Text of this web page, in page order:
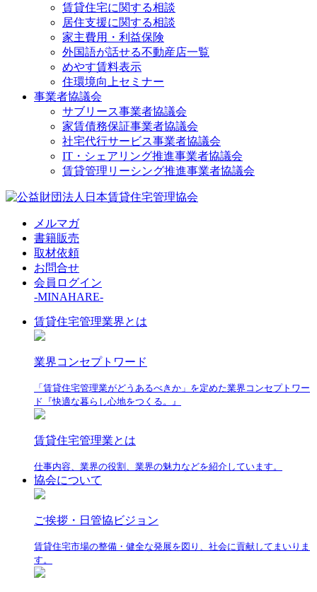
賃貸住宅に関する相談
居住支援に関する相談
家主費用・利益保険
外国語が話せる不動産店一覧
めやす賃料表示
住環境向上セミナー
事業者協議会
サブリース事業者協議会
家賃債務保証事業者協議会
社宅代行サービス事業者協議会
IT・シェアリング推進事業者協議会
賃貸管理リーシング推進事業者協議会
メルマガ
書籍販売
取材依頼
お問合せ
会員ログイン
-MINAHARE-
賃貸住宅管理業界とは
業界コンセプトワード
「賃貸住宅管理業がどうあるべきか」を定めた業界コンセプトワー
ド『快適な暮らし心地をつくる。』
賃貸住宅管理業とは
仕事内容、業界の役割、業界の魅力などを紹介しています。
協会について
ご挨拶・日管協ビジョン
賃貸住宅市場の整備・健全な発展を図り、社会に貢献してまいりま
す。